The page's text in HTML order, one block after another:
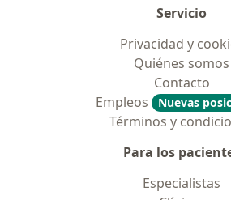
Servicio
Privacidad y
Quiénes somos
Contacto
Empleos
Nuevas
Términos y
Para los
Especialistas